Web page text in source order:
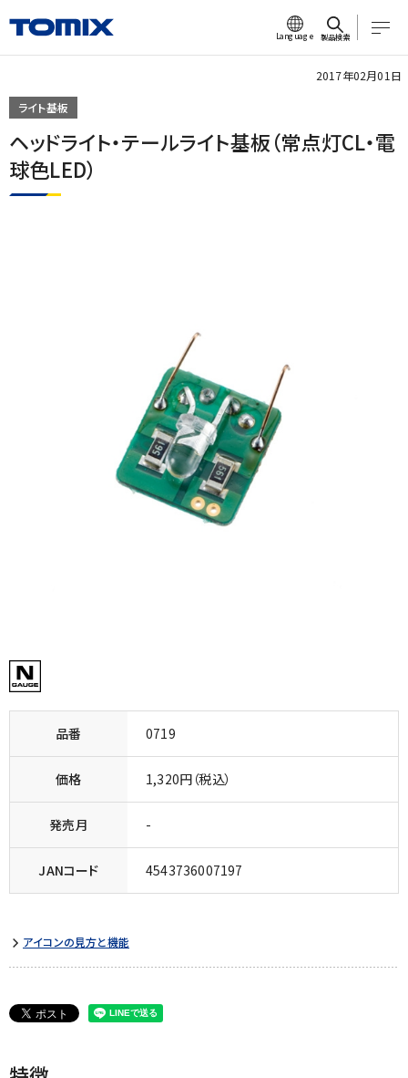
Language 製品検索
ライト基板
ヘッドライト・テールライト基板（常点灯CL・電
球色LED）
2017年02月01日
品番 0719
価格 1,320円（税込）
発売月 -
JANコード 4543736007197
アイコンの見方と機能